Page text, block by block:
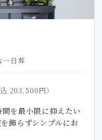
一日葬
込 203,500円）
間を最小限に抑えたい
飾らずシンプルにお